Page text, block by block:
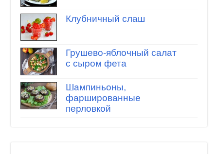
Клубничный слаш
Грушево-яблочный салат
с сыром фета
Шампиньоны,
фаршированные
перловкой